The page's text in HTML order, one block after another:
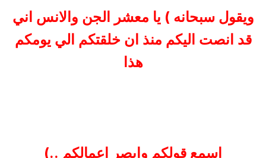
ويقول سبحانه ) يا معشر الجن والانس اني
قد انصت اليكم منذ ان خلقتكم الي يومكم
هذا
اسمع قولكم وابصر اعمالكم ..)